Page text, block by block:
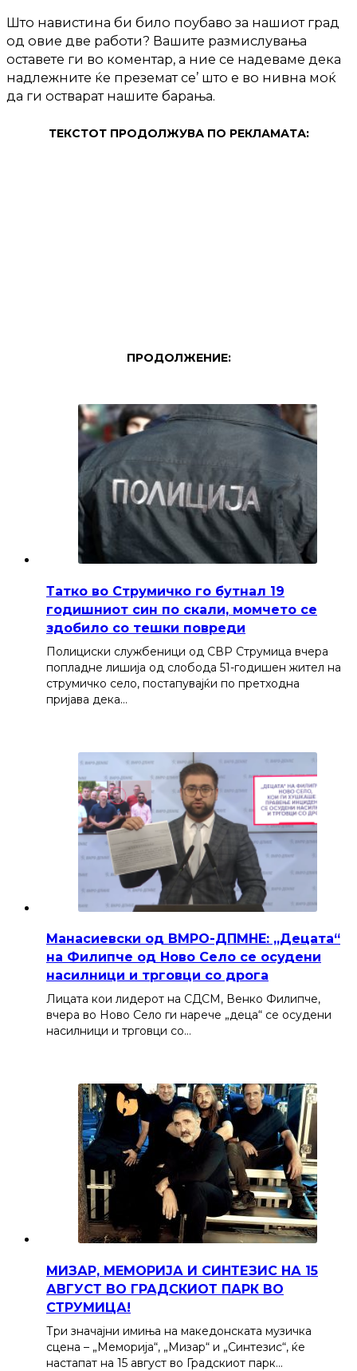
Што навистина би било поубаво за нашиот град
од овие две работи? Вашите размислувања
оставете ги во коментар, а ние се надеваме дека
надлежните ќе преземат се’ што е во нивна моќ
да ги остварат нашите барања.
ТЕКСТОТ ПРОДОЛЖУВА ПО РЕКЛАМАТА:
ПРОДОЛЖЕНИЕ:
Татко во Струмичко го бутнал 19
годишниот син по скали, момчето се
здобило со тешки повреди
Полициски службеници од СВР Струмица вчера
попладне лишија од слобода 51-годишен жител на
струмичко село, постапувајќи по претходна
пријава дека…
Манасиевски од ВМРО-ДПМНЕ: „Децата“
на Филипче од Ново Село се осудени
насилници и трговци со дрога
Лицата кои лидерот на СДСМ, Венко Филипче,
вчера во Ново Село ги нарече „деца“ се осудени
насилници и трговци со…
МИЗАР, МЕМОРИЈА И СИНТЕЗИС НА 15
АВГУСТ ВО ГРАДСКИОТ ПАРК ВО
СТРУМИЦА!
Три значајни имиња на македонската музичка
сцена – „Меморија“, „Мизар“ и „Синтезис“, ќе
настапат на 15 август во Градскиот парк…